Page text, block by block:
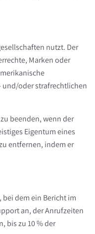
nutzt. Der
Marken oder
und/oder strafrechtlichen
beenden, wenn der
Eigentum eines
entfernen, indem er
dem ein Bericht im
an, der Anrufzeiten
bis zu 10 % der